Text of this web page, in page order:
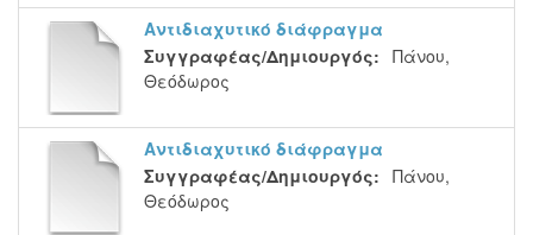
Αντιδιαχυτικό διάφραγμα
Συγγραφέας/Δημιουργός: Πάνου,
Θεόδωρος
Αντιδιαχυτικό διάφραγμα
Συγγραφέας/Δημιουργός: Πάνου,
Θεόδωρος